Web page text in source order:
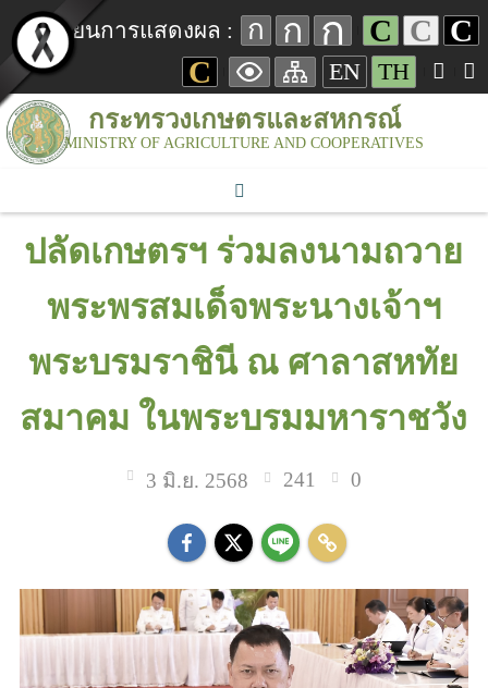
เปลี่ยนการแสดงผล : ก ก ก C C C
C
EN TH
กระทรวงเกษตรและสหกรณ์
MINISTRY OF AGRICULTURE AND COOPERATIVES
ปลัดเกษตรฯ ร่วมลงนามถวาย
พระพรสมเด็จพระนางเจ้าฯ
พระบรมราชินี ณ ศาลาสหทัย
สมาคม ในพระบรมมหาราชวัง
3 มิ.ย. 2568 241 0